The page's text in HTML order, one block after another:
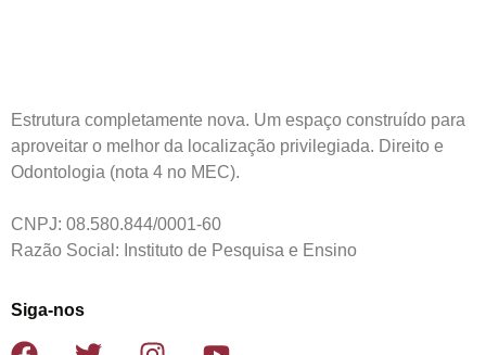
Estrutura completamente nova. Um espaço construído para
aproveitar o melhor da localização privilegiada. Direito e
Odontologia (nota 4 no MEC).
CNPJ: 08.580.844/0001-60
Razão Social: Instituto de Pesquisa e Ensino
Siga-nos